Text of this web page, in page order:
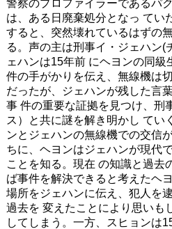
警察のプロファイラーであるパ
は、ある日廃棄処分となっ てい
すると、突然壊れているはずの
る。声の主は刑事イ・ジェハン(
ェハンは15年前 にヘヨンの同
件の手がかりを伝え、無線機は
だったが、ジェハンが残した言
事 件の重要な証拠を見つけ、刑
ス）と共に謎を解き明かし てい
ンとジェハンの無線機での交信
ちに、ヘヨンはジェハンが現代
ことを知る。現在 の知識と過去
ば事件を解決できると考えたヘ
場所をジェハンに伝え、犯人を
過去を 変えたことにより思いも
してしまう。一方、スヒョンは